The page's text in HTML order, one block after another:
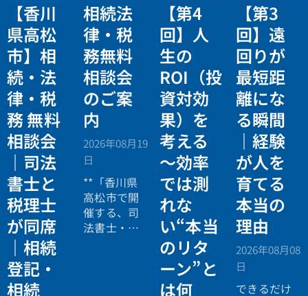
【香川
県高松
市】相
続・法
律・税
務 無料
相談会
｜司法
書士と
税理士
が同席
｜相続
登記・
相続
相続法
律・税
務無料
相談会
のご案
内
2026年08月19
日
**「香川県
高松市で開
催する、司
法書士・税
【第4
回】人
生の
ROI（投
資対効
果）を
考える
〜効率
では測
れな
い“本当
のリタ
ーン”と
は何
【第3
回】遠
回りが
最短距
離にな
る瞬間
｜経験
が人を
育てる
本当の
理由
2026年08月08
日
できるだけ